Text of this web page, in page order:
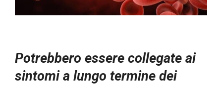
Potrebbero essere collegate ai
sintomi a lungo termine dei